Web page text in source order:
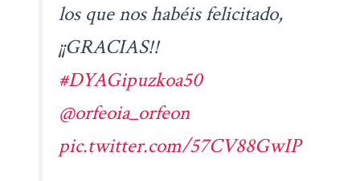
los que nos habéis felicitado,
¡¡GRACIAS!!
#DYAGipuzkoa50
@orfeoia_orfeon
pic.twitter.com/57CV88GwIP